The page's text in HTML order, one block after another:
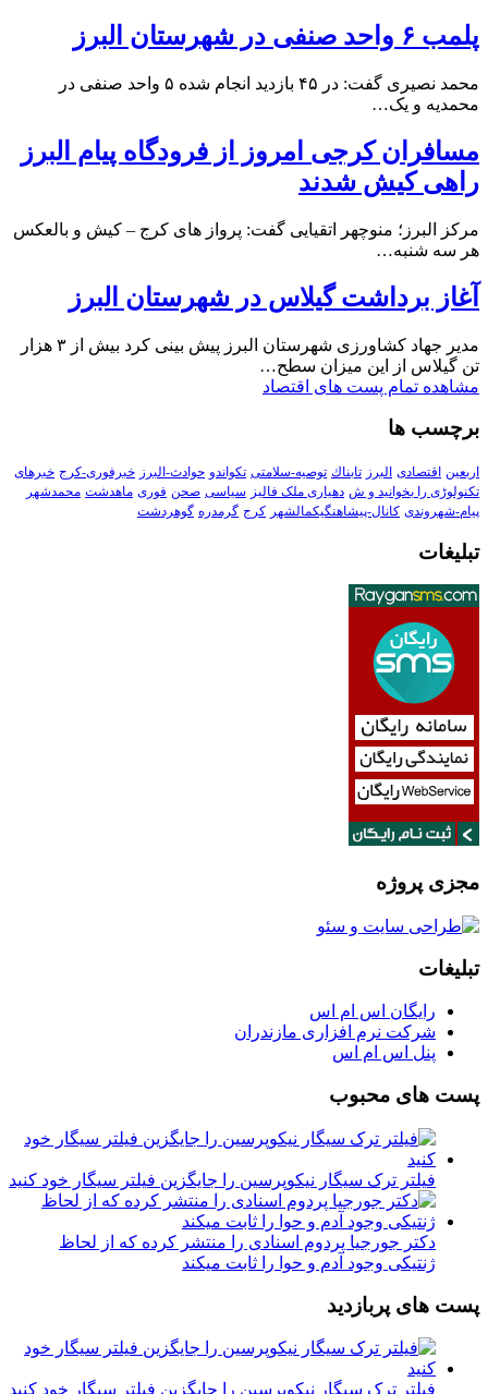
پلمب ۶ واحد صنفی در شهرستان البرز
محمد نصیری گفت: در ۴۵ بازدید انجام شده ۵ واحد صنفی در
محمدیه و یک…
مسافران کرجی امروز از فرودگاه پیام البرز
راهی کیش شدند
مرکز البرز؛ منوچهر اتقیایی گفت: پرواز های کرج – کیش و بالعکس
هر سه شنبه…
آغاز برداشت گیلاس در شهرستان البرز
مدیر جهاد کشاورزی شهرستان البرز پیش بینی کرد بیش از ۳ هزار
تن گیلاس از این میزان سطح…
مشاهده تمام پست های اقتصاد
برچسب ها
اربعین اقتصادی البرز تابناك توصیه-سلامتی تکواندو حوادث-البرز خبرفوری-کرج خبرهای
تکنولوڑی را بخوانید و ش دهیاری ملک فالیز سیاسی صحن فوری ماهدشت محمدشهر
پیام-شهروندی کانال-پیشاهنگیکمالشهر کرج گرمدره گوهردشت
تبلیغات
مجزی پروژه
تبلیغات
رایگان اس ام اس
شرکت نرم افزاری مازندران
پنل اس ام اس
پست های محبوب
فیلتر ترک سیگار نیکوپرسین را جایگزین فیلتر سیگار خود کنید
دکتر جورجیا پردوم اسنادی را منتشر کرده که از لحاظ
ژنتیکی وجود آدم و حوا را ثابت میکند
پست های پربازدید
فیلتر ترک سیگار نیکوپرسین را جایگزین فیلتر سیگار خود کنید